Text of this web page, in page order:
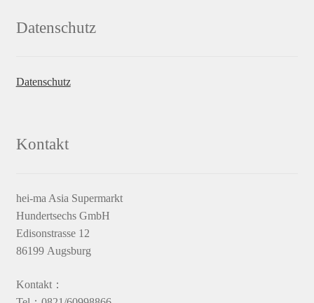
Datenschutz
Datenschutz
Kontakt
hei-ma Asia Supermarkt
Hundertsechs GmbH
Edisonstrasse 12
86199 Augsburg
Kontakt：